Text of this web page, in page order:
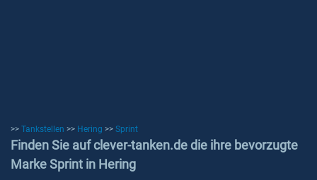
>> Tankstellen >> Hering >> Sprint
Finden Sie auf clever-tanken.de die ihre bevorzugte
Marke Sprint in Hering